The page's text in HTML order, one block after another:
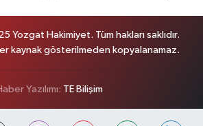
Yozgat Hakimiyet. Tüm hakları saklıdır.
kaynak gösterilmeden kopyalanamaz.
Yazılımı: TE Bilişim